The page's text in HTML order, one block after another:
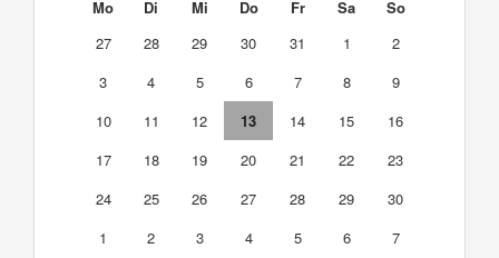
Mo Di Mi Do Fr Sa
So
27
28 29 30 31 1
2
3
4 5 6 7 8
9
10
11 12 13 14 15
16
17
18 19 20 21 22
23
24
25 26 27 28 29
30
1
2 3 4 5 6 7